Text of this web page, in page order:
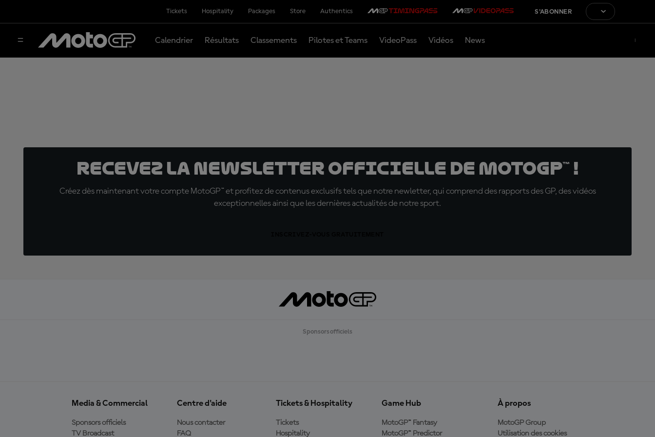
Tickets Hospitality Packages Store Authentics S'ABONNER
Calendrier Résultats Classements Pilotes et Teams VideoPass Vidéos News
Recevez la Newsletter officielle de MotoGP™ !
Créez dès maintenant votre compte MotoGP™ et profitez de contenus exclusifs tels que notre newletter, qui comprend des rapports des GP, des vidéos
exceptionnelles ainsi que les dernières actualités de notre sport.
Sponsors officiels
Media & Commercial
Sponsors officiels
TV Broadcast
Centre d'aide
Nous contacter
FAQ
Tickets & Hospitality
Tickets
Hospitality
Game Hub
MotoGP™ Fantasy
MotoGP™ Predictor
À propos
MotoGP Group
Utilisation des cookies